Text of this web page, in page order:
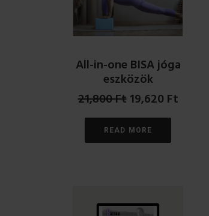
All-in-one BISA jóga
eszközök
21,800Ft Original
price
was:
21,800 Ft.
19,620FtCurrent
READ MORE